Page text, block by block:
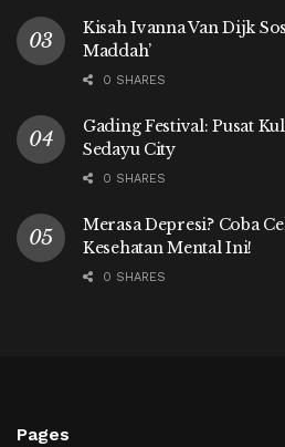
Kisah Ivanna Van Dijk
Maddah’
0 SHARES
Gading Festival: Pusat
Sedayu City
0 SHARES
Merasa Depresi? Coba
Kesehatan Mental Ini!
0 SHARES
Pages